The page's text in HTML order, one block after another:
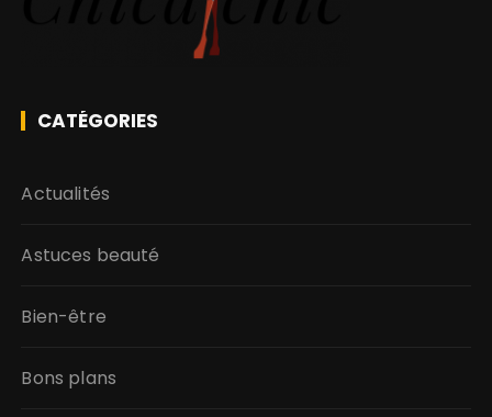
CATÉGORIES
Actualités
Astuces beauté
Bien-être
Bons plans